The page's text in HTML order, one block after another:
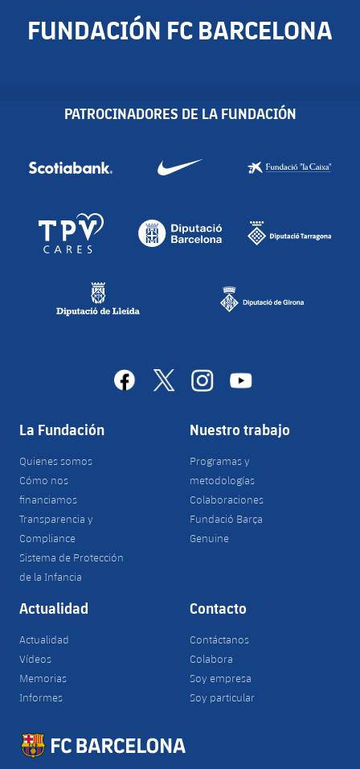
FUNDACIÓN FC BARCELONA
PATROCINADORES DE LA FUNDACIÓN
facebook
x instagramyoutube
La Fundación
Quienes somos
Cómo nos
financiamos
Transparencia y
Compliance
Sistema de Protección
de la Infancia
Nuestro trabajo
Programas y
metodologías
Colaboraciones
Fundació Barça
Genuine
Actualidad
Actualidad
Vídeos
Memorias
Informes
Contacto
Contáctanos
Colabora
Soy empresa
Soy particular